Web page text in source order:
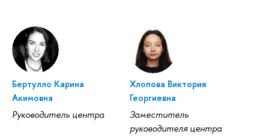
Бертулло Карина
Акимовна
Руководитель центра
Хлопова Виктория
Георгиевна
Заместитель
руководителя центра